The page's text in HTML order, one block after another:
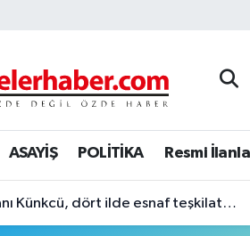
ASAYİŞ POLİTİKA Resmi
dört ilde esnaf teşkilatlarıyla buluştu